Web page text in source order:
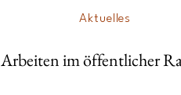
Aktuelles
Arbeiten im öffentlicher